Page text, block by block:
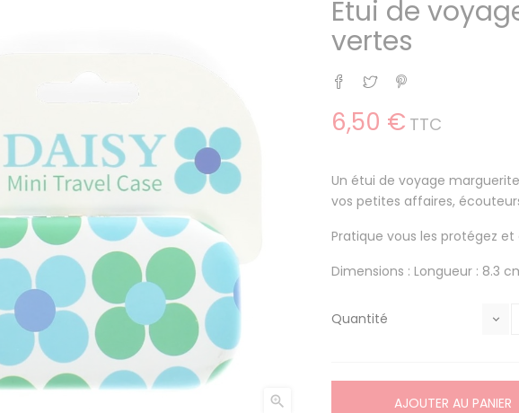

Etui de
vertes
Partager
Tweet
6,50 € TTC
Un étui de voyage
vos petites affaires,
Pratique vous les protégez
Dimensions : Longueur : 8.3
Quantité
AJOUTER AU PANIER